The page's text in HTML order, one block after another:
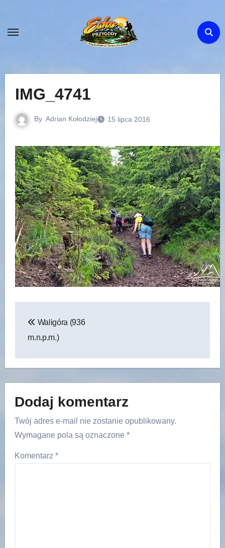
content
IMG_4741
By Adrian Kołodziej 15 lipca 2016
wpisu
Waligóra (936
m.n.p.m.)
Dodaj komentarz
Twój adres e-mail nie zostanie opublikowany.
Wymagane pola są oznaczone *
Komentarz *